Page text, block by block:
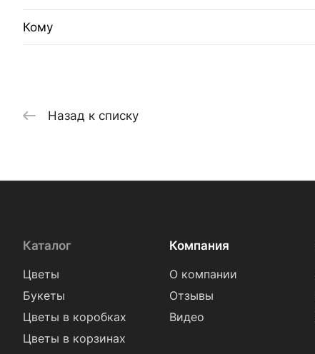
Кому
Назад к списку
Каталог
Цветы
Букеты
Цветы в коробках
Цветы в корзинах
Компания
О компании
Отзывы
Видео